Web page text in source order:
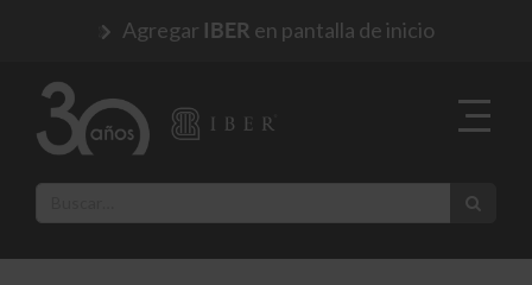
Agregar IBER en pantalla de inicio